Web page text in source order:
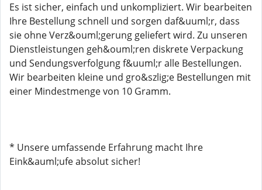
Es ist sicher, einfach und unkompliziert. Wir bearbeiten
Ihre Bestellung schnell und sorgen daf&uuml;r, dass
sie ohne Verz&ouml;gerung geliefert wird. Zu unseren
Dienstleistungen geh&ouml;ren diskrete Verpackung
und Sendungsverfolgung f&uuml;r alle Bestellungen.
Wir bearbeiten kleine und gro&szlig;e Bestellungen mit
einer Mindestmenge von 10 Gramm.
* Unsere umfassende Erfahrung macht Ihre
Eink&auml;ufe absolut sicher!